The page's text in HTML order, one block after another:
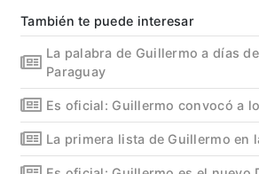
También te puede interesar
La palabra de Guillermo a días
Paraguay
Es oficial: Guillermo convocó a
La primera lista de Guillermo en